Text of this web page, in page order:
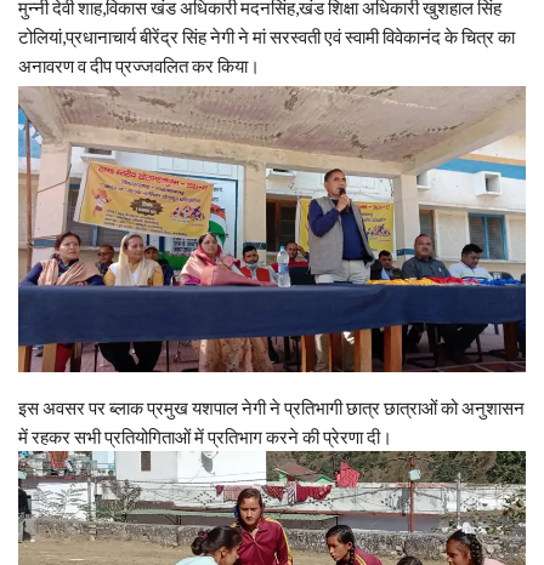
मुन्नी देवी शाह,विकास खंड अधिकारी मदनसिंह,खंड शिक्षा अधिकारी खुशहाल सिंह
टोलियां,प्रधानाचार्य बीरेंद्र सिंह नेगी ने मां सरस्वती एवं स्वामी विवेकानंद के चित्र का
अनावरण व दीप प्रज्जवलित कर किया।
इस अवसर पर ब्लाक प्रमुख यशपाल नेगी ने प्रतिभागी छात्र छात्राओं को अनुशासन
में रहकर सभी प्रतियोगिताओं में प्रतिभाग करने की प्रेरणा दी।